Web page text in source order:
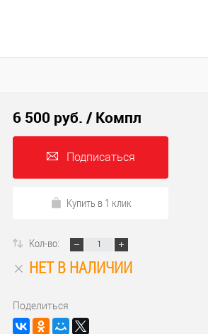
6 500 руб. / Компл
Подписаться
Купить в 1 клик
Кол-во:
НЕТ В НАЛИЧИИ
Поделиться